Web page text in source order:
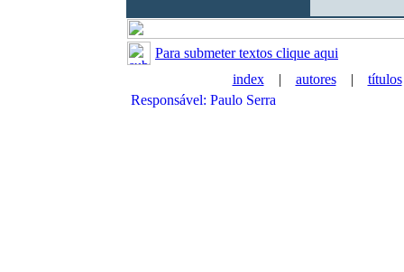
Para submeter textos clique aqui
index| autores| títulos